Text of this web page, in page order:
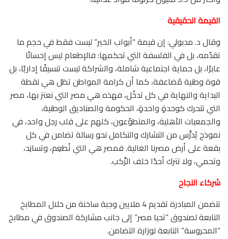
القيمة الحقيقية
وقال د. مدبولي: إن قيمة “أبواب الخير” ليست فقط في حجم ما
تقدّمه، بل في الفلسفة التي تحكمها: فالإطعام ليس إحسانًا
عابرًا، بل حماية اجتماعية شاملة، والشراكة ليست تنسيقًا إداريًا، بل
قوة وطنية مُضاعفة، كما أن كرامة المواطن تظل هي نقطة
البداية والنهاية في كل تدخّل، فهذه هي مصر التي نعتز بها، مصر
التي تتحرك كوحدةٍ واحدةٍ، الحكومة والصناديق الوطنية،
والجمعيات الأهلية، والمتطوّعون، كلهم على قلب رجل واحد، في
نموذج يُدرَّس من التشارك والتكامل نحو رسالة تضامن في كل
بقعة على أرض مصرنا الغالية. فمصر هي التي تُطعِم، وتسانِد،
وتحمي، ولا تترك أحدًا خلف الرَّكب.
شركاء النجاح
تتضمن المبادرة تقديم 4 ملايين وجبة ساخنة من خلال المطابخ
التابعة لصندوق “تحيا مصر” إلى جانب مشاركة الصندوق في مطابخ
“المحروسة” التابعة لوزارة التضامن.